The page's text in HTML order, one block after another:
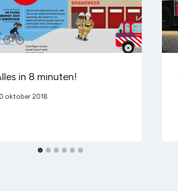
in 8 minuten!
oktober 2018